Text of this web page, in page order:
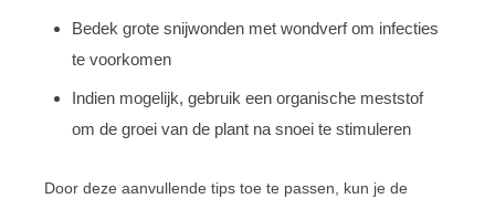
Bedek grote snijwonden met wondverf om infecties
te voorkomen
Indien mogelijk, gebruik een organische meststof
om de groei van de plant na snoei te stimuleren
Door deze aanvullende tips toe te passen, kun je de